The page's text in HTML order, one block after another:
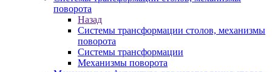
поворота
Назад
Системы трансформации столов, механизмы
поворота
Системы трансформации
Механизмы поворота